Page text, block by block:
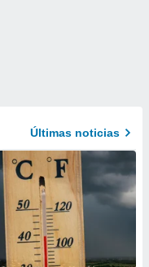
Últimas noticias